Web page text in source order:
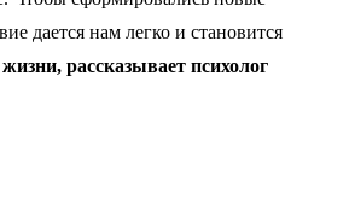
дается нам легко и становится
рассказывает психолог